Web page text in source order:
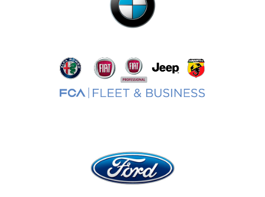
Creatividad para enfrentarnos a los